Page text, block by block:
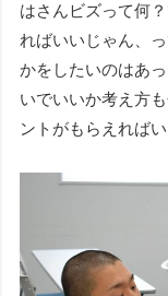
はさんビズって何
ればいいじゃん、
かをしたいのはあ
いでいいか考え方
ントがもらえれば